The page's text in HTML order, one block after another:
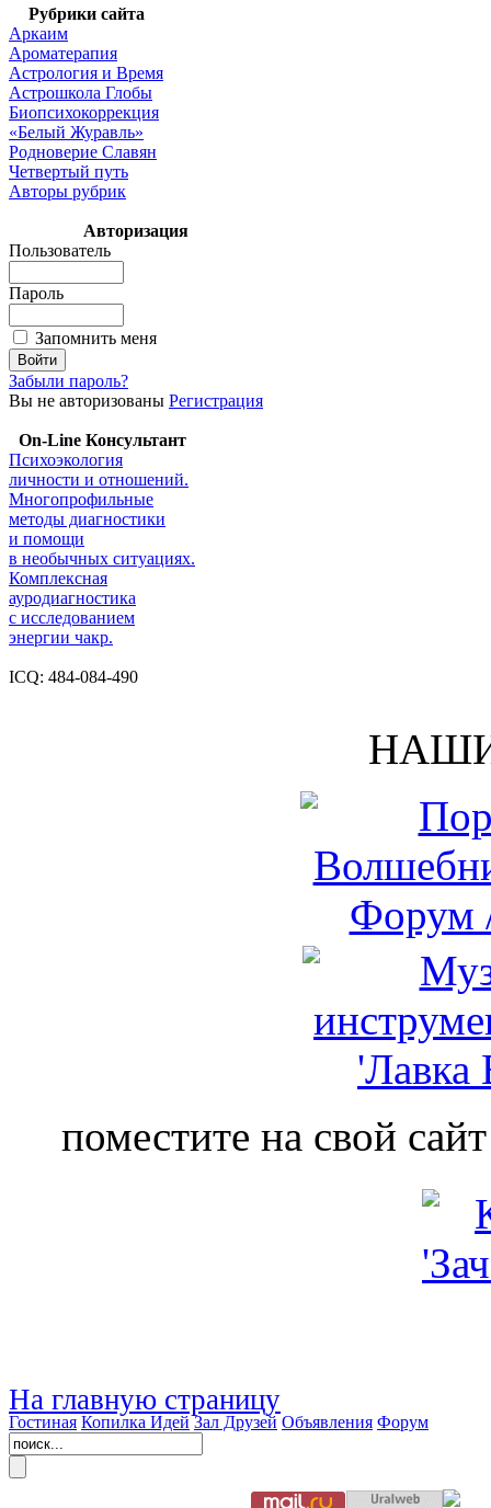
Рубрики сайта
Аркаим
Ароматерапия
Астрология и Время
Астрошкола Глобы
Биопсихокоррекция
«Белый Журавль»
Родноверие Славян
Четвертый путь
Авторы рубрик
Авторизация
Пользователь
Пароль
Запомнить меня
Забыли пароль?
Вы не авторизованы Регистрация
On-Line Консультант
Психоэкология
личности и отношений.
Многопрофильные
методы диагностики
и помощи
в необычных ситуациях.
Комплексная
ауродиагностика
с исследованием
энергии чакр.
ICQ: 484-084-490
поместите на свой
На главную страницу
Гостиная Копилка Идей Зал Друзей Объявления Форум